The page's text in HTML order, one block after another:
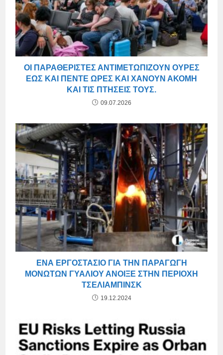
ΟΙ ΠΑΡΑΘΕΡΙΣΤΈΣ ΑΝΤΙΜΕΤΩΠΊΖΟΥΝ ΟΥΡΈΣ
ΈΩΣ ΚΑΙ ΠΈΝΤΕ ΏΡΕΣ ΚΑΙ ΧΆΝΟΥΝ ΑΚΌΜΗ
ΚΑΙ ΤΙΣ ΠΤΉΣΕΙΣ ΤΟΥΣ.
09.07.2026
ΈΝΑ ΕΡΓΟΣΤΆΣΙΟ ΓΙΑ ΤΗΝ ΠΑΡΑΓΩΓΉ
ΜΟΝΩΤΏΝ ΓΥΑΛΙΟΎ ΆΝΟΙΞΕ ΣΤΗΝ ΠΕΡΙΟΧΉ
ΤΣΕΛΙΆΜΠΙΝΣΚ
19.12.2024